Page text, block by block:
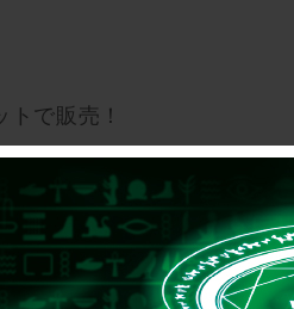
で販売！
event/albatross.html